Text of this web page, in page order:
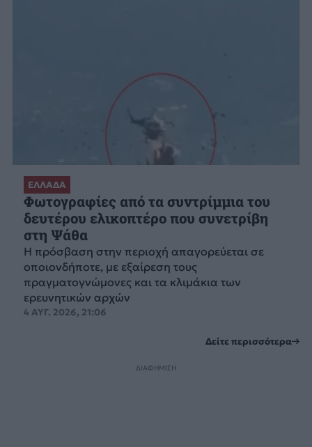
ΕΛΛΑΔΑ
Φωτογραφίες από τα συντρίμμια του
δευτέρου ελικοπτέρο που συνετρίβη
στη Ψάθα
Η πρόσβαση στην περιοχή απαγορεύεται σε
οποιονδήποτε, με εξαίρεση τους
πραγματογνώμονες και τα κλιμάκια των
ερευνητικών αρχών
4 ΑΥΓ. 2026, 21:06
Δείτε περισσότερα
ΔΙΑΦΗΜΙΣΗ